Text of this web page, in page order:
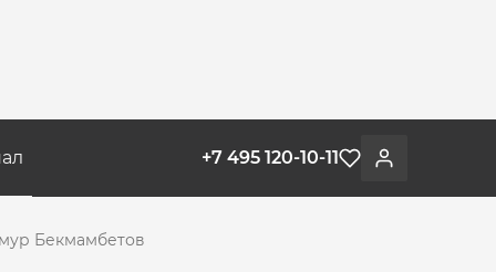
Войти
Избранное
+7 495 120-10-11
Бекмамбетов